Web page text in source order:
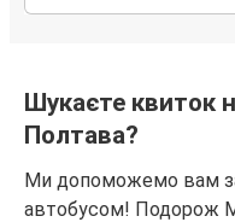
Шукаєте квиток
Полтава?
Ми допоможемо вам
автобусом! Подорож